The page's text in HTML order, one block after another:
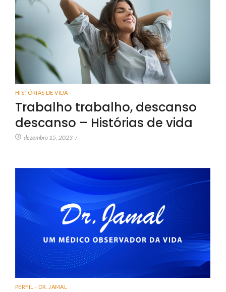
HISTÓRIAS DE VIDA
Trabalho trabalho, descanso
descanso – Histórias de vida
dezembro 15, 2023 /
PERFIL - DR. JAMAL